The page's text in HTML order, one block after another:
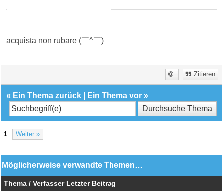
acquista non rubare (￣^￣)ゞ
Zitieren
« Ein Thema zurück Ein Thema vor »
1 Weiter »
Möglicherweise verwandte Themen…
Thema / Verfasser Letzter Beitrag